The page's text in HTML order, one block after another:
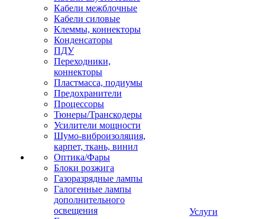
Кабели межблочные
Кабели силовые
Клеммы, коннекторы
Конденсаторы
ПДУ
Переходники,
коннекторы
Пластмасса, подиумы
Предохранители
Процессоры
Тюнеры/Транскодеры
Усилители мощности
Шумо-виброизоляция,
карпет, ткань, винил
Оптика/Фары
Блоки розжига
Газоразрядные лампы
Галогенные лампы
дополнительного
освещения
Услуги